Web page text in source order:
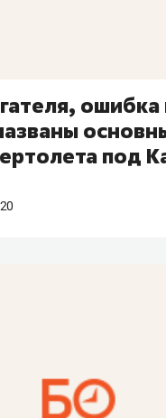
ошибка
под
20